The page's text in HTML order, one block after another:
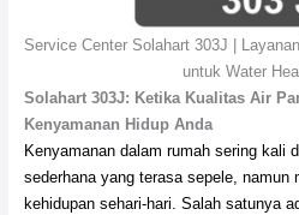
Service Center Solahart 303J |
untuk Water
Solahart 303J: Ketika Kualitas Air
Kenyamanan Hidup Anda
Kenyamanan dalam rumah sering kali
sederhana yang terasa sepele, namun
kehidupan sehari-hari. Salah satunya